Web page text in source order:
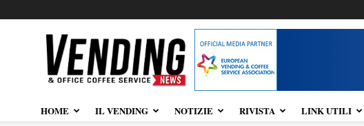
Vendingnews.it
HOME IL VENDING NOTIZIE RIVISTA LINK UTILI